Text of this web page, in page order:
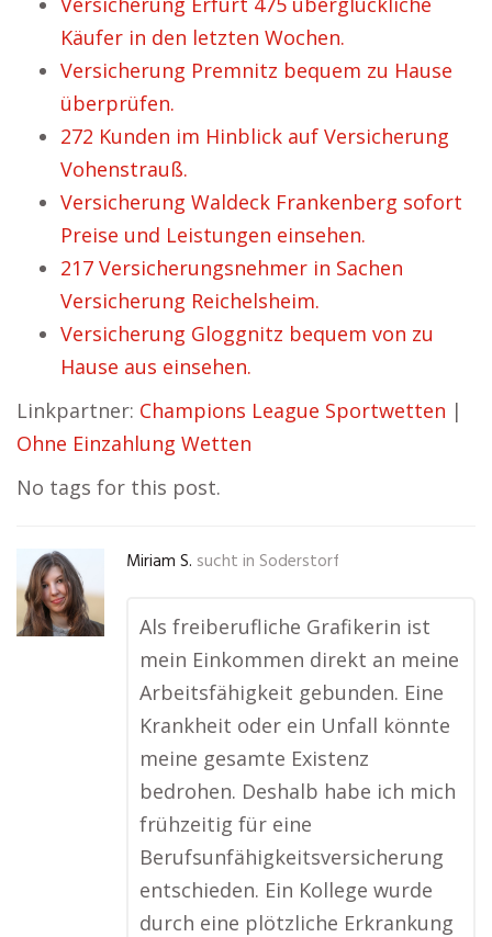
Käufer in den letzten Wochen.
Versicherung Premnitz bequem zu Hause
überprüfen.
272 Kunden im Hinblick auf Versicherung
Vohenstrauß.
Versicherung Waldeck Frankenberg sofort
Preise und Leistungen einsehen.
217 Versicherungsnehmer in Sachen
Versicherung Reichelsheim.
Versicherung Gloggnitz bequem von zu
Hause aus einsehen.
Linkpartner: Champions League Sportwetten |
Ohne Einzahlung Wetten
No tags for this post.
Miriam S. sucht in Soderstorf
Als freiberufliche Grafikerin ist
mein Einkommen direkt an meine
Arbeitsfähigkeit gebunden. Eine
Krankheit oder ein Unfall könnte
meine gesamte Existenz
bedrohen. Deshalb habe ich mich
frühzeitig für eine
Berufsunfähigkeitsversicherung
entschieden. Ein Kollege wurde
durch eine plötzliche Erkrankung